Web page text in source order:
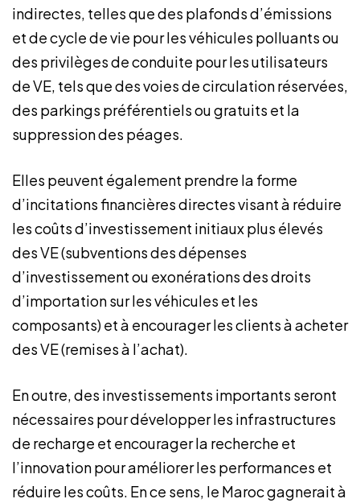
indirectes, telles que des plafonds d’émissions
et de cycle de vie pour les véhicules polluants ou
des privilèges de conduite pour les utilisateurs
de VE, tels que des voies de circulation réservées,
des parkings préférentiels ou gratuits et la
suppression des péages.
Elles peuvent également prendre la forme
d’incitations financières directes visant à réduire
les coûts d’investissement initiaux plus élevés
des VE (subventions des dépenses
d’investissement ou exonérations des droits
d’importation sur les véhicules et les
composants) et à encourager les clients à acheter
des VE (remises à l’achat).
En outre, des investissements importants seront
nécessaires pour développer les infrastructures
de recharge et encourager la recherche et
l’innovation pour améliorer les performances et
réduire les coûts. En ce sens, le Maroc gagnerait à